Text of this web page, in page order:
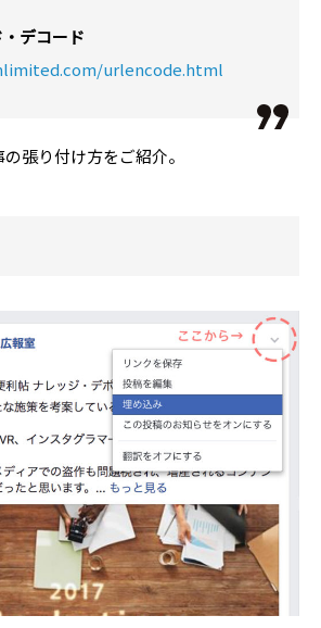
デコード
urlencode.html
張り付け方をご紹介。